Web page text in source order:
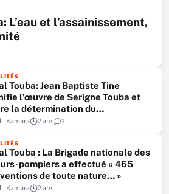
L’eau et l’assainissement,
Touba: Jean Baptiste Tine
l’œuvre de Serigne Touba et
la détermination du
à…
Kamara 2 ans 2
Touba : La Brigade nationale des
pompiers a effectué « 465
de toute nature… »
Kamara
2 ans